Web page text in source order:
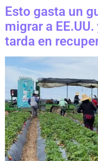
Esto gasta un
migrar a
tarda en